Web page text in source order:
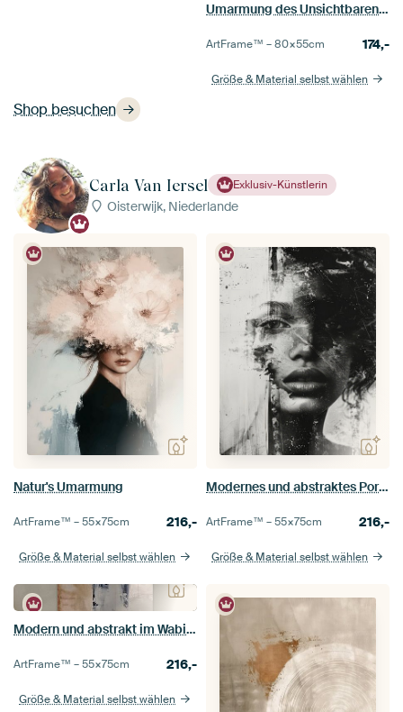
Shop besuchen
Umarmung des Unsichtbaren | Achtsamkeitskunst
ArtFrame™ –80×55cm 174,-
Größe & Material selbst wählen
Carla Van Iersel Exklusiv-Künstlerin
Oisterwijk, Niederlande
Natur's Umarmung
ArtFrame™ –55×75cm 216,-
Größe & Material selbst wählen
Modernes und abstraktes Porträt in Schwarz und Weiß
ArtFrame™ –55×75cm 216,-
Größe & Material selbst wählen
Modern und abstrakt im Wabi-Sabi-Stil
ArtFrame™ –55×75cm 216,-
Größe & Material selbst wählen